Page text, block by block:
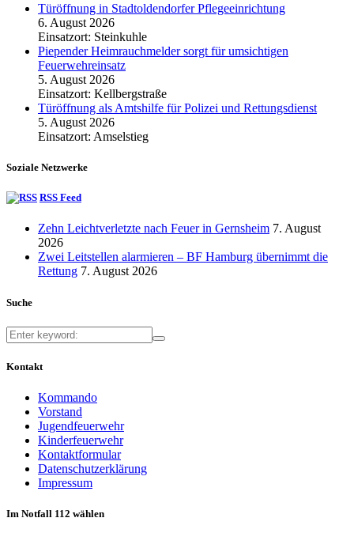
Türöffnung in Stadtoldendorfer Pflegeeinrichtung
6. August 2026
Einsatzort: Steinkuhle
Piepender Heimrauchmelder sorgt für umsichtigen
Feuerwehreinsatz
5. August 2026
Einsatzort: Kellbergstraße
Türöffnung als Amtshilfe für Polizei und Rettungsdienst
5. August 2026
Einsatzort: Amselstieg
Soziale Netzwerke
RSS Feed
Zehn Leichtverletzte nach Feuer in Gernsheim 7. August
2026
Zwei Leitstellen alarmieren – BF Hamburg übernimmt die
Rettung 7. August 2026
Suche
Kontakt
Kommando
Vorstand
Jugendfeuerwehr
Kinderfeuerwehr
Kontaktformular
Datenschutzerklärung
Impressum
Im Notfall 112 wählen